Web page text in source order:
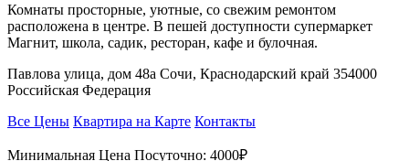
Комнаты просторные, уютные, со свежим ремонтом
расположена в центре. В пешей доступности супермаркет
Магнит, школа, садик, ресторан, кафе и булочная.
Павлова улица, дом 48а Сочи, Краснодарский край 354000
Российская Федерация
Все Цены Квартира на Карте Контакты
Минимальная Цена Посуточно: 4000₽